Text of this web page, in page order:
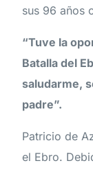
sus 96 años
“Tuve la
Batalla del
saludarme,
padre”.
Patricio de
el Ebro.